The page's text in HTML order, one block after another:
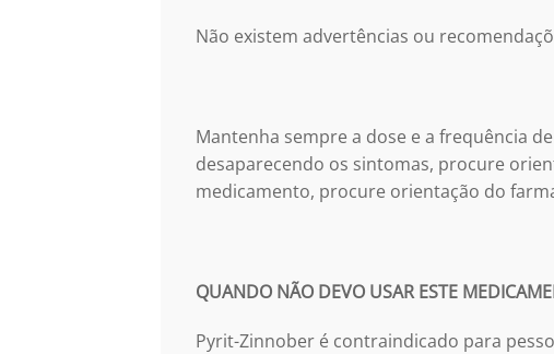
Não existem advertências ou
Mantenha sempre a dose e a frequência
desaparecendo os sintomas, procure
medicamento, procure orientação do
QUANDO NÃO DEVO USAR ESTE
Pyrit-Zinnober é contraindicado para